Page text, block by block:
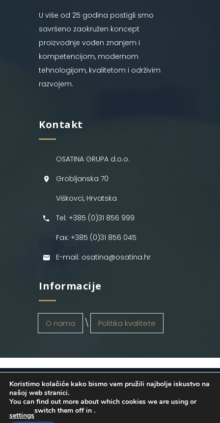
U više od 25 godina postigli smo
savršeno zaokružen koncept
proizvodnje vođen znanjem i
kompetencijom, modernom
tehnologijom, kvalitetom i održivim
razvojem.
Kontakt
OSATINA GRUPA d.o.o.
Grobljanska 70
Viškovci, Hrvatska
Tel: +385 (0)31 856 999
Fax: +385 (0)31 856 045
E-mail: osatina@osatina.hr
Informacije
O nama Politika kvalitete
OSATINA GRUPA d.o.o. 2026
. Configured
byINFOS Osijek. Sva prava pridržana.
Koristimo kolačiće kako bismo vam pružili najbolje iskustvo na
našoj web stranici.
You can find out more about which cookies we are using or
switch them off in
settings
.